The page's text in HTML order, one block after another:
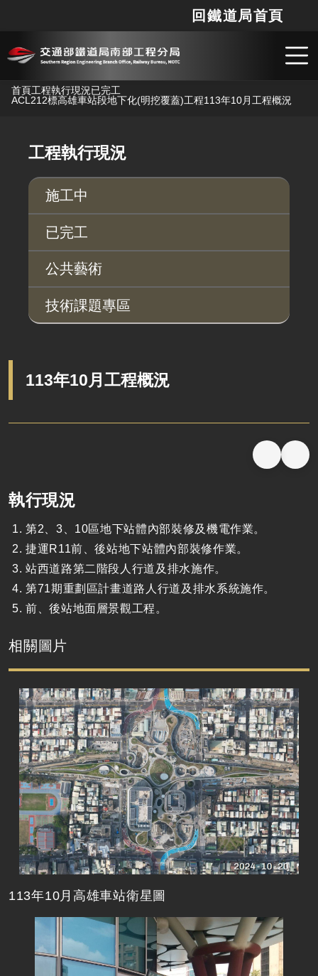
跳到主要內容
回鐵道局首頁
首頁工程執行現況已完工
ACL212標高雄車站段地下化(明挖覆蓋)工程113年10月工程概況
工程執行現況
施工中
已完工
公共藝術
技術課題專區
113年10月工程概況
執行現況
第2、3、10區地下站體內部裝修及機電作業。
捷運R11前、後站地下站體內部裝修作業。
站西道路第二階段人行道及排水施作。
第71期重劃區計畫道路人行道及排水系統施作。
前、後站地面層景觀工程。
相關圖片
113年10月高雄車站衛星圖